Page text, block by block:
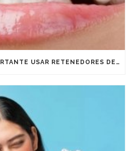
¿POR QUÉ ES IMPORTANTE USAR RETENEDORES DESPUÉS DE UN TRATAMIENTO DE ORTODONCIA?